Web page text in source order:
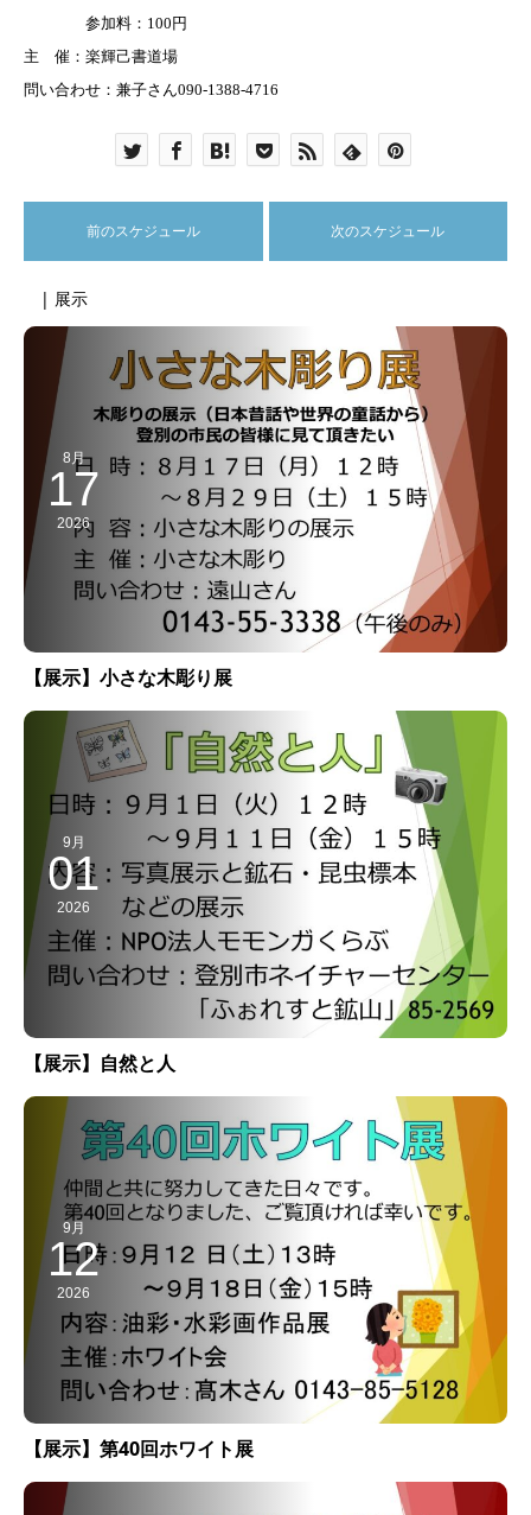
参加料： 100円
主 催：楽輝己書道場
問い合わせ：兼子さん090-1388-4716
前のスケジュール 次のスケジュール
| 展示
8月
17
2026
【展示】小さな木彫り展
9月
01
2026
【展示】自然と人
9月
12
2026
【展示】第40回ホワイト展